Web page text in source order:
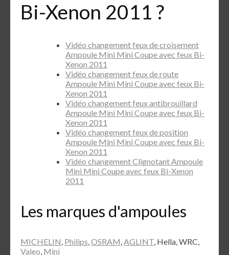
Bi-Xenon 2011 ?
Vidéo changement feux de croisement
Ampoule Mini Mini Coupe avec feux Bi-
Xenon 2011
Vidéo changement feux de route
Ampoule Mini Mini Coupe avec feux Bi-
Xenon 2011
Vidéo changement feux antibrouillard
Ampoule Mini Mini Coupe avec feux Bi-
Xenon 2011
Vidéo changement feux de position
Ampoule Mini Mini Coupe avec feux Bi-
Xenon 2011
Vidéo changement Clignotant Ampoule
Mini Mini Coupe avec feux Bi-Xenon
2011
Les marques d'ampoules
MICHELIN, Philips,OSRAM,AGLINT, Hella, WRC,
Valeo, Mini